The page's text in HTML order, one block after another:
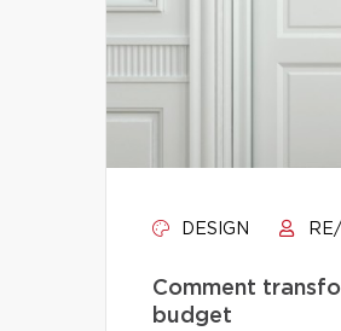
DESIGN
Comment
budget